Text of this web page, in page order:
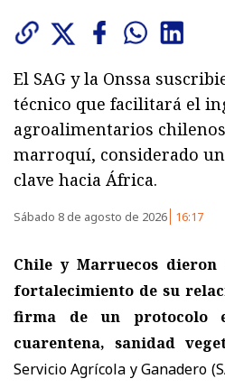
El SAG y la Onssa
técnico que facilitará el
agroalimentarios
marroquí, considerado
clave hacia África.
Sábado 8 de agosto de 2026 16:17
Chile y Marruecos
fortalecimiento de su
firma de un protocolo
cuarentena, sanidad
Servicio Agrícola y Ganadero